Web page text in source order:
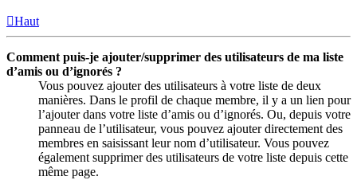
Haut
Comment puis-je ajouter/supprimer des utilisateurs de ma liste
d’amis ou d’ignorés ?
Vous pouvez ajouter des utilisateurs à votre liste de deux
manières. Dans le profil de chaque membre, il y a un lien pour
l’ajouter dans votre liste d’amis ou d’ignorés. Ou, depuis votre
panneau de l’utilisateur, vous pouvez ajouter directement des
membres en saisissant leur nom d’utilisateur. Vous pouvez
également supprimer des utilisateurs de votre liste depuis cette
même page.